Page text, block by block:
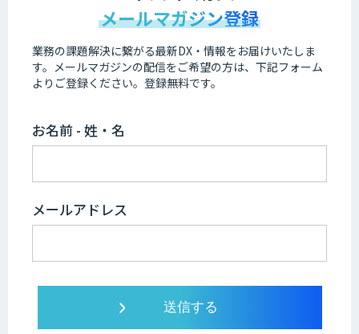
メールマガジン登録
業務の課題解決に繋がる最新DX・情報をお届けいたしま
す。 メールマガジンの配信をご希望の方は、下記フォーム
よりご登録ください。登録無料です。
お名前 - 姓・名
メールアドレス